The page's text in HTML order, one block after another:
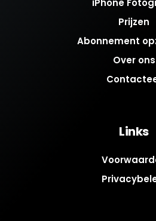
iPhone
Prijzen
Abonnement
Over ons
Links